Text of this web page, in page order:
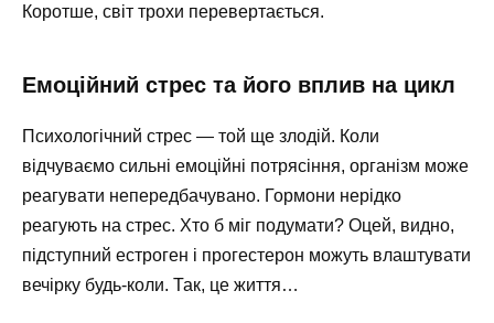
Коротше, світ трохи перевертається.
Емоційний стрес та його вплив на цикл
Психологічний стрес — той ще злодій. Коли
відчуваємо сильні емоційні потрясіння, організм може
реагувати непередбачувано. Гормони нерідко
реагують на стрес. Хто б міг подумати? Оцей, видно,
підступний естроген і прогестерон можуть влаштувати
вечірку будь-коли. Так, це життя…